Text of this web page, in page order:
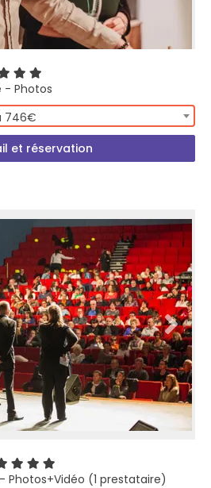
- Photos
746€
et réservation
(1 prestataire)